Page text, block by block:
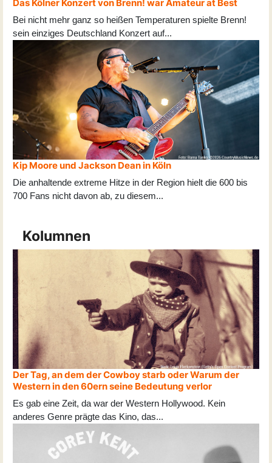
Das Kölner Konzert von Brenn! war Amateur at Best
Bei nicht mehr ganz so heißen Temperaturen spielte Brenn!
sein einziges Deutschland Konzert auf...
Kip Moore und Jackson Dean in Köln
Die anhaltende extreme Hitze in der Region hielt die 600 bis
700 Fans nicht davon ab, zu diesem...
Kolumnen
Der Tag, an dem der Cowboy starb oder Warum der
Western in den 60ern seine Bedeutung verlor
Es gab eine Zeit, da war der Western Hollywood. Kein
anderes Genre prägte das Kino, das...